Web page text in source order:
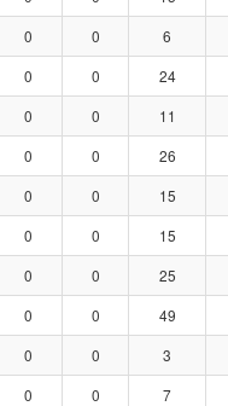
0 0 6
0 0 24
0 0 11
0 0 26
0 0 15
0 0 15
0 0 25
0 0 49
0 0 3
0 0 7